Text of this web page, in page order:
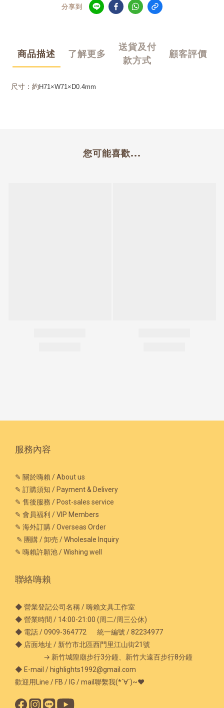
分享到
商品描述 了解更多
送貨及付
款方式
顧客評價
尺寸：約 H71×W71×D0.4mm
您可能喜歡...
服務內容
✎ 關於嗨賴 / About us
✎ 訂購須知 / Payment & Delivery
✎ 售後服務 / Post-sales service
✎ 會員福利 / VIP Members
✎ 海外訂購 / Overseas Order
✎ 團購 / 卸売 / Wholesale Inquiry
✎ 嗨賴許願池 / Wishing well
聯絡嗨賴
◆ 營業登記公司名稱 / 嗨賴文具工作室
◆ 營業時間 / 14:00-21:00 (周二/周三公休)
◆ 電話 / 0909-364772 統一編號 / 82234977
◆ 店面地址 / 新竹市北區西門里江山街21號
→ 新竹城隍廟步行3分鐘、新竹大遠百步行8分鐘
◆ E-mail / highlights1992@gmail.com
歡迎用Line / FB / IG / mail聯繫我(*´∀`)~♥